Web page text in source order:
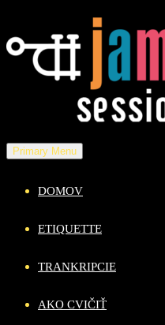
to
content
Primary Menu
DOMOV
ETIQUETTE
TRANKRIPCIE
AKO CVIČIŤ